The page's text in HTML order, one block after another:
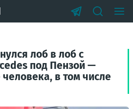
лоб в лоб с
под Пензой —
в том числе